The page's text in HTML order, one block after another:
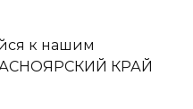
к нашим
КРАЙ